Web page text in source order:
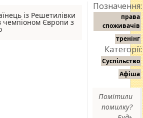
із Решетилівки
чемпіоном Європи з
Позначення:
права
споживачів
тренінг
Категорії:
Суспільство
Афіша
Помітили
помилку?